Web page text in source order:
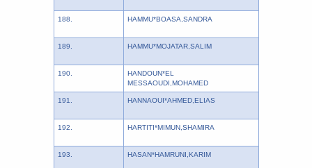
188. HAMMU*BOASA,SANDRA
189. HAMMU*MOJATAR,SALIM
190.
HANDOUN*EL
MESSAOUDI,MOHAMED
191. HANNAOUI*AHMED,ELIAS
192. HARTITI*MIMUN,SHAMIRA
193. HASAN*HAMRUNI,KARIM